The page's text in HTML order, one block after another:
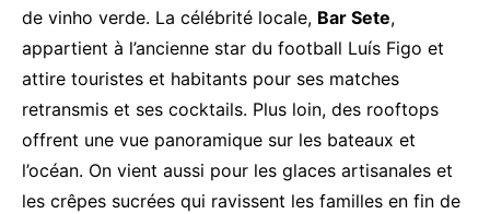
de vinho verde. La célébrité locale, Bar Sete,
appartient à l’ancienne star du football Luís Figo et
attire touristes et habitants pour ses matches
retransmis et ses cocktails. Plus loin, des rooftops
offrent une vue panoramique sur les bateaux et
l’océan. On vient aussi pour les glaces artisanales et
les crêpes sucrées qui ravissent les familles en fin de